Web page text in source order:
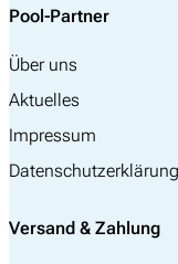
Pool-Partner
Über uns
Aktuelles
Impressum
Datenschutzerklärung
Versand & Zahlung